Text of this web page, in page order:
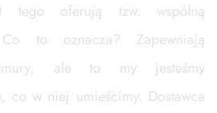
tego oferują tzw. wspólną
Co to oznacza? Zapewniają
ale to my jesteśmy
co w niej umieścimy. Dostawca